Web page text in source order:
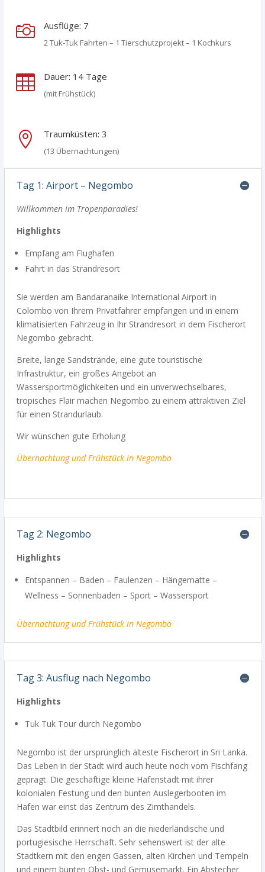
 Ausflüge: 7
2 Tuk-Tuk Fahrten – 1 Tierschutzprojekt – 1 Kochkurs
 Dauer: 14 Tage
(mit Frühstück)
 Traumküsten: 3
(13 Übernachtungen)
Tag 1: Airport – Negombo
Willkommen im Tropenparadies!
Highlights
Empfang am Flughafen
Fahrt in das Strandresort
Sie werden am Bandaranaike International Airport in
Colombo von Ihrem Privatfahrer empfangen und in einem
klimatisierten Fahrzeug in Ihr Strandresort in dem Fischerort
Negombo gebracht.
Breite, lange Sandstrände, eine gute touristische
Infrastruktur, ein großes Angebot an
Wassersportmöglichkeiten und ein unverwechselbares,
tropisches Flair machen Negombo zu einem attraktiven Ziel
für einen Strandurlaub.
Wir wünschen gute Erholung
Übernachtung und Frühstück in Negombo
Tag 2: Negombo
Highlights
Entspannen – Baden – Faulenzen – Hängematte –
Wellness – Sonnenbaden – Sport – Wassersport
Übernachtungund Frühstück in Negombo
Tag 3: Ausflug nach Negombo
Highlights
Tuk Tuk Tour durch Negombo
Negombo ist der ursprünglich älteste Fischerort in Sri Lanka.
Das Leben in der Stadt wird auch heute noch vom Fischfang
geprägt. Die geschäftige kleine Hafenstadt mit ihrer
kolonialen Festung und den bunten Auslegerbooten im
Hafen war einst das Zentrum des Zimthandels.
Das Stadtbild erinnert noch an die niederländische und
portugiesische Herrschaft. Sehr sehenswert ist der alte
Stadtkern mit den engen Gassen, alten Kirchen und Tempeln
und einem bunten Obst- und Gemüsemarkt. Ein Abstecher